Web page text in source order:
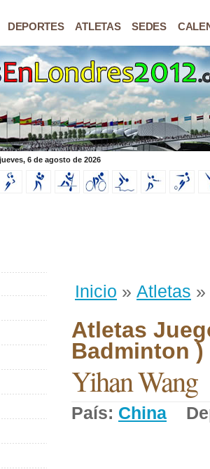
DEPORTES ATLETAS SEDES
6 de agosto de 2026
Inicio » Atletas »
Atletas
Badminton )
Yihan Wang
País: China